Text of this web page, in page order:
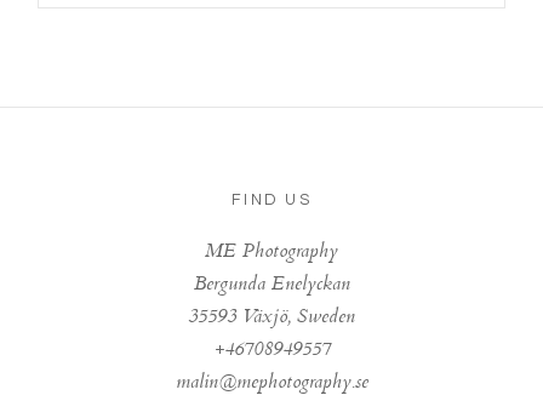
FIND US
ME Photography
Bergunda Enelyckan
35593 Växjö, Sweden
+46708949557
malin@mephotography.se